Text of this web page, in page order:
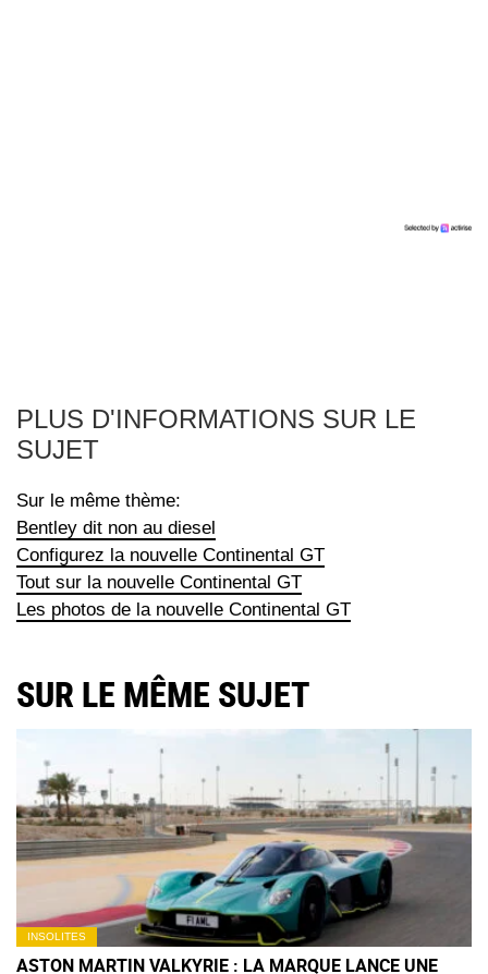
PLUS D'INFORMATIONS SUR LE
SUJET
Sur le même thème:
Bentley dit non au diesel
Configurez la nouvelle Continental GT
Tout sur la nouvelle Continental GT
Les photos de la nouvelle Continental GT
SUR LE MÊME SUJET
INSOLITES
ASTON MARTIN VALKYRIE : LA MARQUE LANCE UNE